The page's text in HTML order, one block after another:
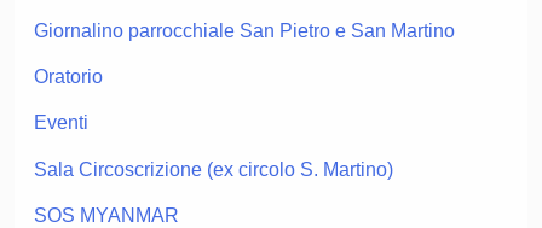
Giornalino parrocchiale San Pietro e San Martino
Oratorio
Eventi
Sala Circoscrizione (ex circolo S. Martino)
SOS MYANMAR